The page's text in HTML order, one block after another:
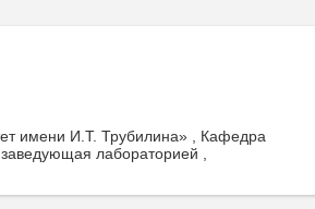
имени И.Т. Трубилина» , Кафедра
лабораторией ,